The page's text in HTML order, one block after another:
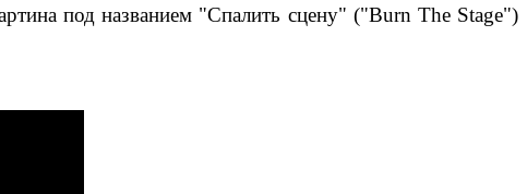
под названием "Спалить сцену" ("Burn The Stage")